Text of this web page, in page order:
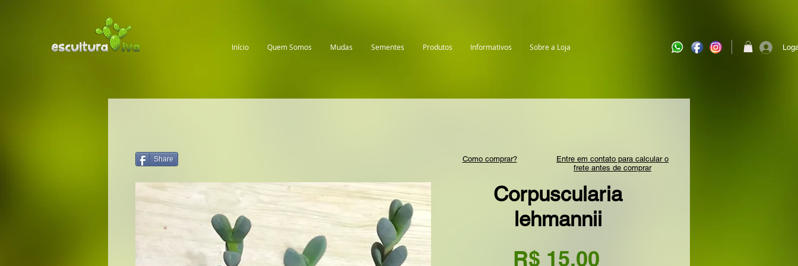
Início Quem Somos Mudas Sementes Produtos Informativos Sobre a Loja
Corpuscularia
lehmannii
R$ 15,00
Como comprar?
Share
Entre em contato para calcular o
frete antes de comprar